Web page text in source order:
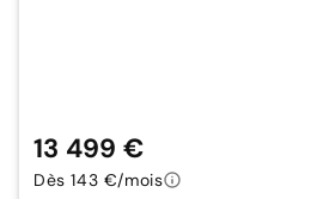
13 499 €
Dès 143 €/mois